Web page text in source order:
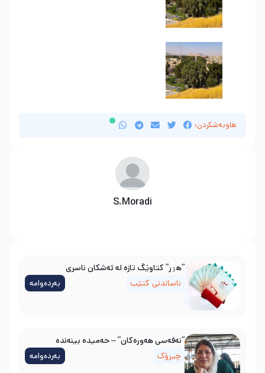
هاوبەشکردن:
S.Moradi
“هۊر” کتاوێگ تازە لە ئەشکان ناسری
ناساندنی کتێب
بەردەوامە
“نەفەسی هەورەکان” – حەمیدە بینەندە
چیرۆک
بەردەوامە